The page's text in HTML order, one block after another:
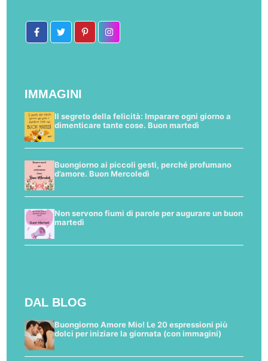
IMMAGINI
Il segreto della felicità: Imparare ogni giorno a
dimenticare tante cose. Buon martedì
Buongiorno ai piccoli gesti, perché profumano
d’amore. Buon Mercoledì
Non servono fiumi di parole per augurare un buon
martedì
DAL BLOG
Buongiorno Amore Mio! Le 20 espressioni più
dolci per iniziare la giornata (con immagini)